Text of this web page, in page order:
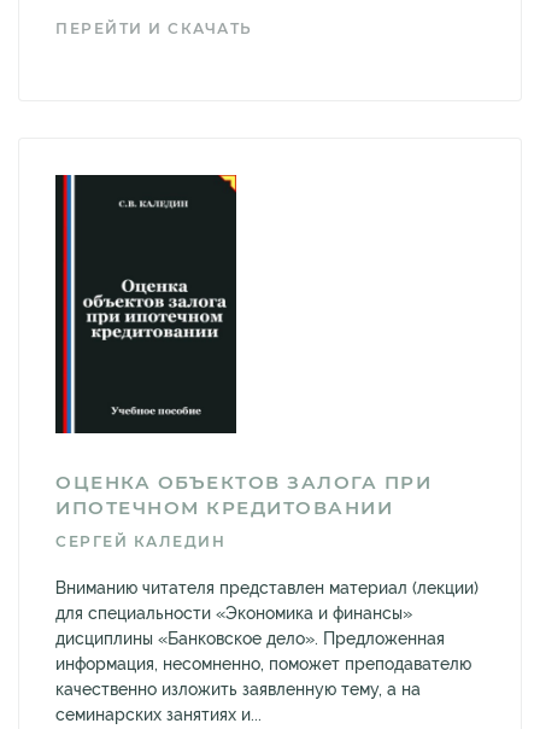
ПЕРЕЙТИ И СКАЧАТЬ
ОЦЕНКА ОБЪЕКТОВ ЗАЛОГА ПРИ
ИПОТЕЧНОМ КРЕДИТОВАНИИ
СЕРГЕЙ КАЛЕДИН
Вниманию читателя представлен материал (лекции)
для специальности «Экономика и финансы»
дисциплины «Банковское дело». Предложенная
информация, несомненно, поможет преподавателю
качественно изложить заявленную тему, а на
семинарских занятиях и...